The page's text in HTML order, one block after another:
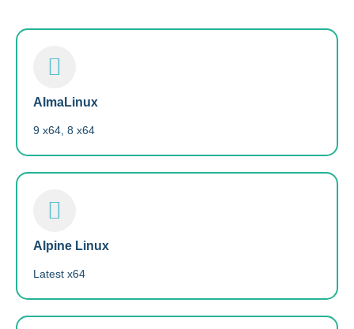
AlmaLinux
9 x64, 8 x64
Alpine Linux
Latest x64